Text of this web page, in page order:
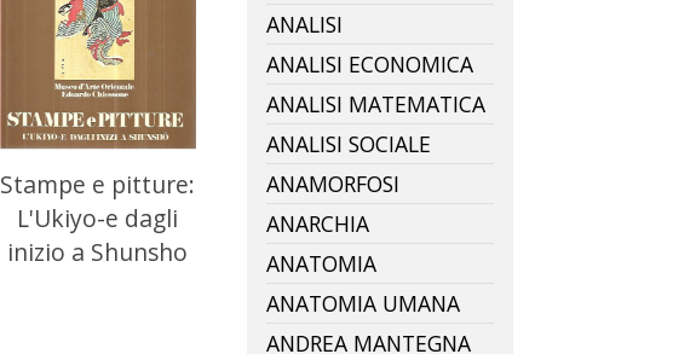
Stampe e pitture:
L'Ukiyo-e dagli
inizio a Shunsho
ANALISI
ANALISI ECONOMICA
ANALISI MATEMATICA
ANALISI SOCIALE
ANAMORFOSI
ANARCHIA
ANATOMIA
ANATOMIA UMANA
ANDREA MANTEGNA